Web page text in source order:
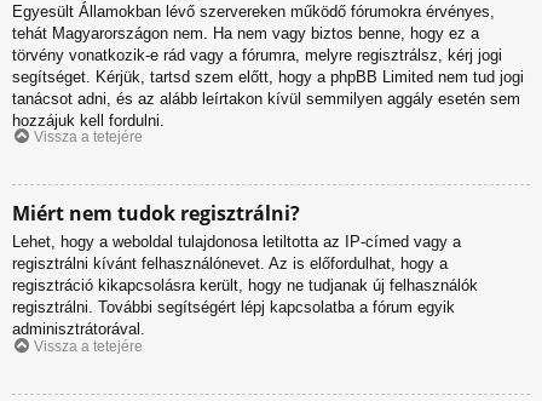
Egyesült Államokban lévő szervereken működő fórumokra érvényes,
tehát Magyarországon nem. Ha nem vagy biztos benne, hogy ez a
törvény vonatkozik-e rád vagy a fórumra, melyre regisztrálsz, kérj jogi
segítséget. Kérjük, tartsd szem előtt, hogy a phpBB Limited nem tud jogi
tanácsot adni, és az alább leírtakon kívül semmilyen aggály esetén sem
hozzájuk kell fordulni.
Vissza a tetejére
Miért nem tudok regisztrálni?
Lehet, hogy a weboldal tulajdonosa letiltotta az IP-címed vagy a
regisztrálni kívánt felhasználónevet. Az is előfordulhat, hogy a
regisztráció kikapcsolásra került, hogy ne tudjanak új felhasználók
regisztrálni. További segítségért lépj kapcsolatba a fórum egyik
adminisztrátorával.
Vissza a tetejére